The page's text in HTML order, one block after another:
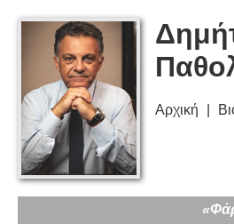
Αρχική